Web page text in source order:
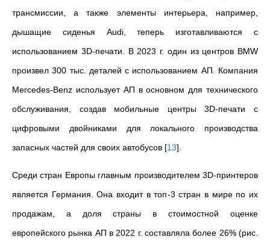
трансмиссии, а также элементы интерьера, например,
дышащие сиденья Audi, теперь изготавливаются с
использованием 3D-печати. В 2023 г. один из центров BMW
произвел 300 тыс. деталей с использованием АП. Компания
Mercedes-Benz использует АП в основном для технического
обслуживания, создав мобильные центры 3D-печати с
цифровыми двойниками для локального производства
запасных частей для своих автобусов [13]
Среди стран Европы главным производителем 3D-принтеров
является Германия. Она входит в топ-3 стран в мире по их
продажам, а доля страны в стоимостной оценке
европейского рынка АП в 2022 г. составляла более 26% (рис.